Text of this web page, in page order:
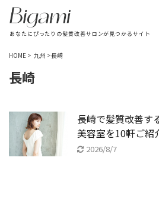
あなたにぴったりの髪質改善サロンが見つかるサイト
HOME > 九州 >長崎
長崎
長崎で髪質改善す
美容室を10軒ご紹
2026/8/7